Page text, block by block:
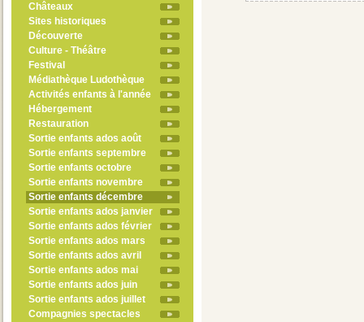
Châteaux
Sites historiques
Découverte
Culture - Théâtre
Festival
Médiathèque Ludothèque
Activités enfants à l'année
Hébergement
Restauration
Sortie enfants ados août
Sortie enfants septembre
Sortie enfants octobre
Sortie enfants novembre
Sortie enfants décembre
Sortie enfants ados janvier
Sortie enfants ados février
Sortie enfants ados mars
Sortie enfants ados avril
Sortie enfants ados mai
Sortie enfants ados juin
Sortie enfants ados juillet
Compagnies spectacles